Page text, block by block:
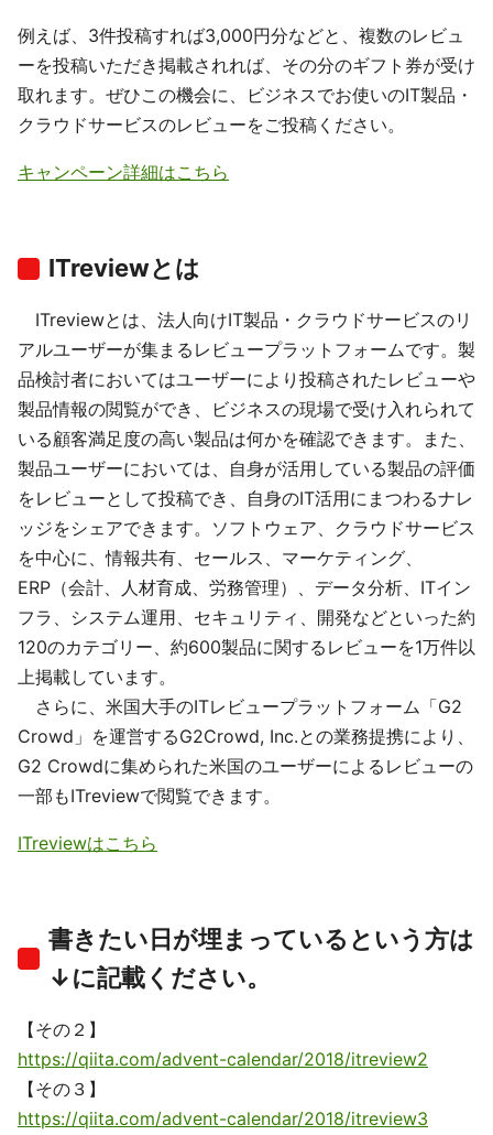
例えば、3件投稿すれば3,000円分などと、複数のレビュ
ーを投稿いただき掲載されれば、その分のギフト券が受け
取れます。ぜひこの機会に、ビジネスでお使いのIT製品・
クラウドサービスのレビューをご投稿ください。
キャンペーン詳細はこちら
ITreviewとは
ITreviewとは、法人向けIT製品・クラウドサービスのリ
アルユーザーが集まるレビュープラットフォームです。製
品検討者においてはユーザーにより投稿されたレビューや
製品情報の閲覧ができ、ビジネスの現場で受け入れられて
いる顧客満足度の高い製品は何かを確認できます。また、
製品ユーザーにおいては、自身が活用している製品の評価
をレビューとして投稿でき、自身のIT活用にまつわるナレ
ッジをシェアできます。ソフトウェア、クラウドサービス
を中心に、情報共有、セールス、マーケティング、
ERP（会計、人材育成、労務管理）、データ分析、ITイン
フラ、システム運用、セキュリティ、開発などといった約
120のカテゴリー、約600製品に関するレビューを1万件以
上掲載しています。
さらに、米国大手のITレビュープラットフォーム「G2
Crowd」を運営するG2Crowd, Inc.との業務提携により、
G2 Crowdに集められた米国のユーザーによるレビューの
一部もITreviewで閲覧できます。
ITreviewはこちら
書きたい日が埋まっているという方は
↓に記載ください。
【その２】
https://qiita.com/advent-calendar/2018/itreview2
【その３】
https://qiita.com/advent-calendar/2018/itreview3